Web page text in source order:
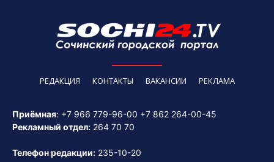
РЕДАКЦИЯ КОНТАКТЫ ВАКАНСИИ РЕКЛАМА
Приёмная: +7 966 779-96-00 +7 862 264-00-45
Рекламный отдел: 264 70 70
Телефон редакции: 235-10-20